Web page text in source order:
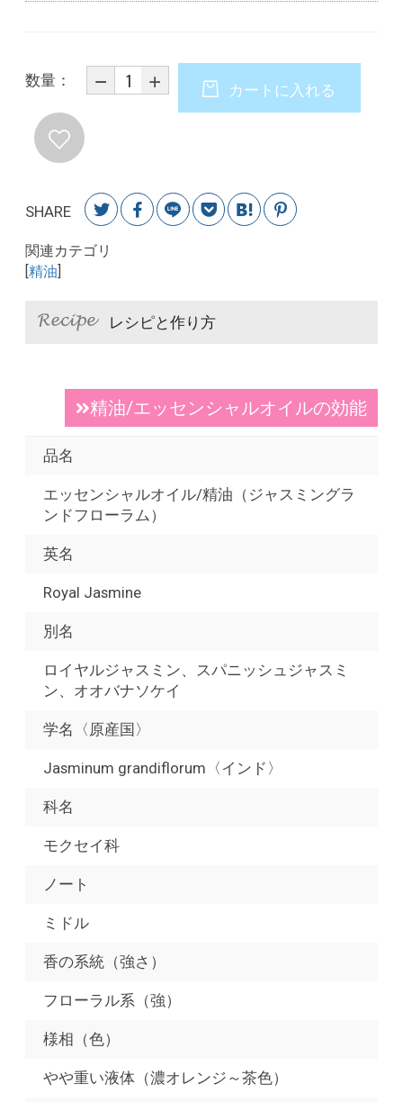
数量：
カートに入れる
SHARE
関連カテゴリ
精油
レシピと作り方
精油/エッセンシャルオイルの効能
品名
エッセンシャルオイル/精油（ジャスミングラ
ンドフローラム）
英名
Royal Jasmine
別名
ロイヤルジャスミン、スパニッシュジャスミ
ン、オオバナソケイ
学名〈原産国〉
Jasminum grandiflorum〈インド〉
科名
モクセイ科
ノート
ミドル
香の系統（強さ）
フローラル系（強）
様相（色）
やや重い液体（濃オレンジ～茶色）